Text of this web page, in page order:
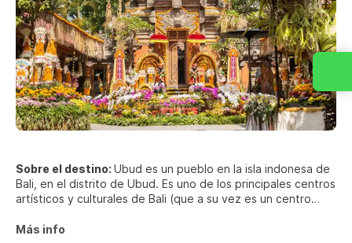
Sobre el destino: Ubud es un pueblo en la isla indonesa de
Bali, en el distrito de Ubud. Es uno de los principales centros
artísticos y culturales de Bali (que a su vez es un centro
desarrollado una importante industria turística. Ubud tiene
Más info